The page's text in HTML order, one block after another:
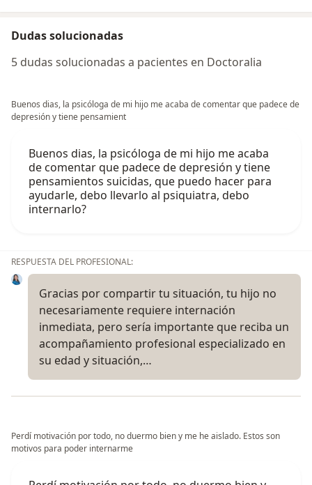
Dudas solucionadas
5 dudas solucionadas a pacientes en Doctoralia
Buenos dias, la psicóloga de mi hijo me acaba de comentar que padece de
depresión y tiene pensamient
Buenos dias, la psicóloga de mi hijo me acaba
de comentar que padece de depresión y tiene
pensamientos suicidas, que puedo hacer para
ayudarle, debo llevarlo al psiquiatra, debo
internarlo?
RESPUESTA DEL PROFESIONAL:
Gracias por compartir tu situación, tu hijo no
necesariamente requiere internación
inmediata, pero sería importante que reciba un
acompañamiento profesional especializado en
su edad y situación,…
Perdí motivación por todo, no duermo bien y me he aislado. Estos son
motivos para poder internarme